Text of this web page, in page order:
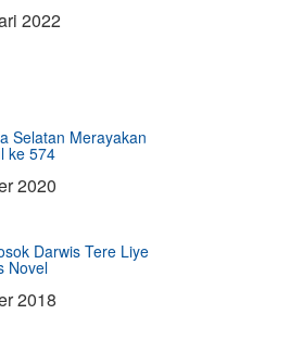
2022
Selatan Merayakan
ke 574
2020
Darwis Tere Liye
Novel
2018